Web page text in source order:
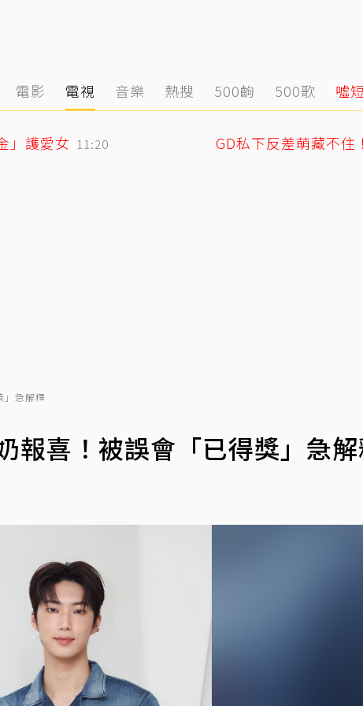
電影 電視 音樂 熱搜 500齣 500歌 噓
」護愛女 11:20
」急解釋
報喜！被誤會「已得獎」急